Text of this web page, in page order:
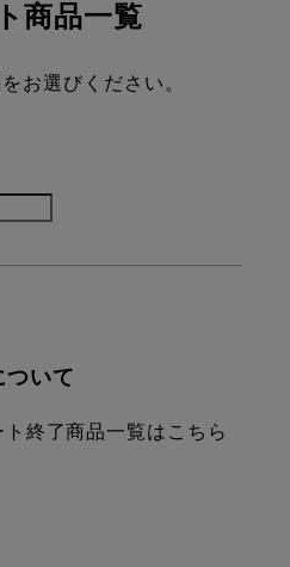
商品一覧
お選びください。
ついて
終了商品一覧はこちら